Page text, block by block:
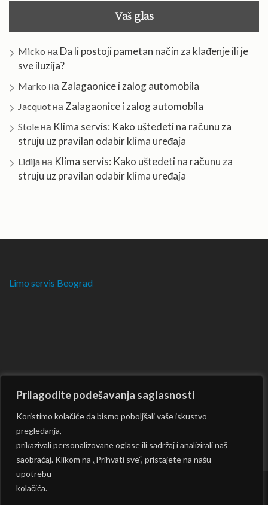
Prilagodite podešavanja saglasnosti
Koristimo kolačiće da bismo poboljšali vaše iskustvo
pregledanja,
prikazivali personalizovane oglase ili sadržaj i analizirali naš
saobraćaj. Klikom na „Prihvati sve“, pristajete na našu
upotrebu
kolačića.
Vaš glas
Micko на Da li postoji pametan način za klađenje ili je
sve iluzija?
Marko на Zalagaonice i zalog automobila
Jacquot на Zalagaonice i zalog automobila
Stole на Klima servis: Kako uštedeti na računu za
struju uz pravilan odabir klima uređaja
Lidija на Klima servis: Kako uštedeti na računu za
struju uz pravilan odabir klima uređaja
Limo servis Beograd